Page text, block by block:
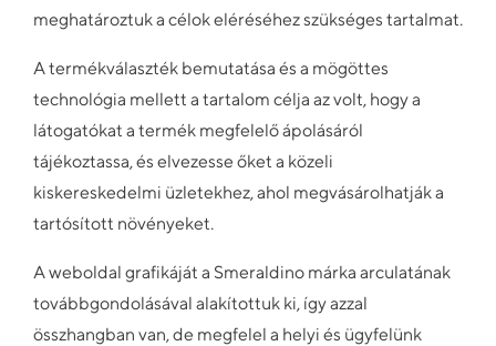
meghatároztuk a célok eléréséhez szükséges tartalmat.
A termékválaszték bemutatása és a mögöttes
technológia mellett a tartalom célja az volt, hogy a
látogatókat a termék megfelelő ápolásáról
tájékoztassa, és elvezesse őket a közeli
kiskereskedelmi üzletekhez, ahol megvásárolhatják a
tartósított növényeket.
A weboldal grafikáját a Smeraldino márka arculatának
továbbgondolásával alakítottuk ki, így azzal
összhangban van, de megfelel a helyi és ügyfelünk